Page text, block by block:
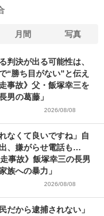
月間 写真
判決が出る可能性は、
“勝ち目がない”と伝え
事故》父・飯塚幸三を
男の葛藤」
2026/08/08
なくて良いですね」自
、嫌がらせ電話も…
事故》飯塚幸三の長男
族への暴力」
2026/08/08
だから逮捕されない」